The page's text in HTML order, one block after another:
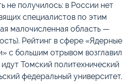
не получилось: в России нет
специалистов по этим
малочисленная область —
Рейтинг в сфере «Ядерные
с большим отрывом возглавил
Томский политехнический
федеральный университет.